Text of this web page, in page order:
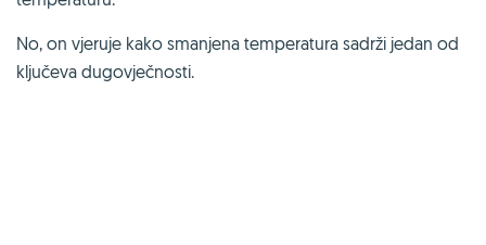
No, on vjeruje kako smanjena temperatura sadrži jedan od
ključeva dugovječnosti.